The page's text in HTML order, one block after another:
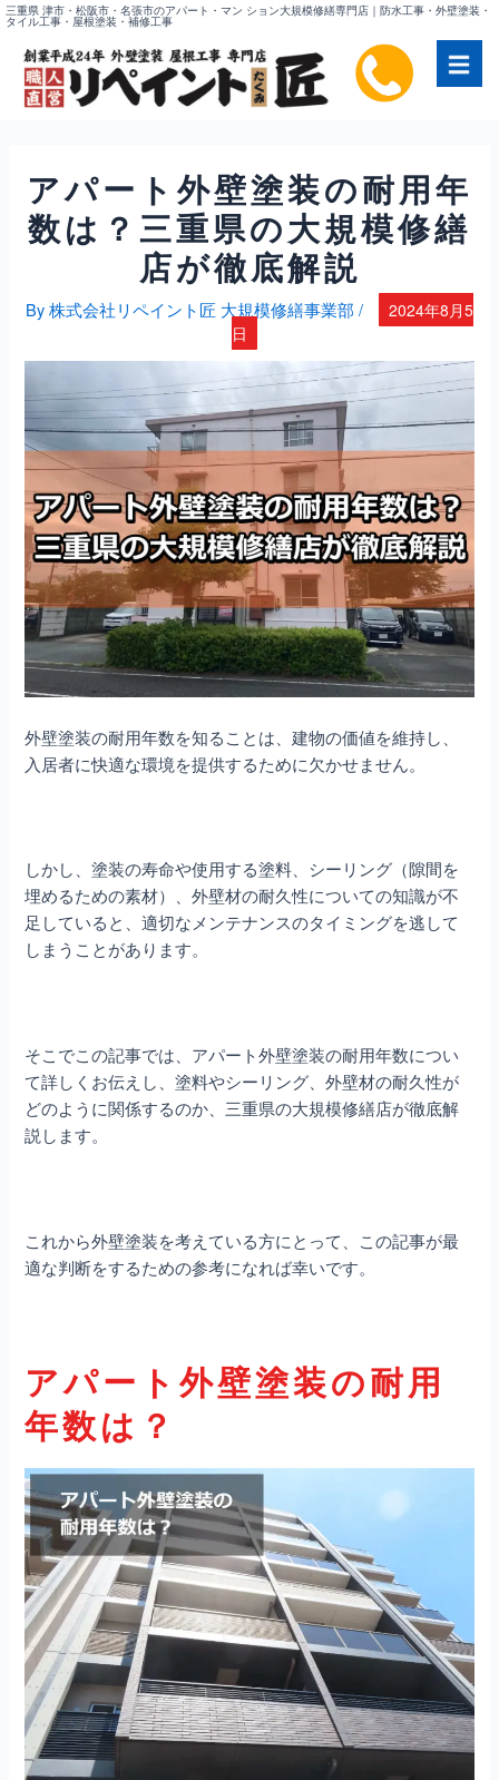
内三重県 津市・松阪市・名張市のアパート・マン ション大規模修繕専門店｜防水工事・外壁塗装・
タイル工事・屋根塗装・補修工事
アパート外壁塗装の耐用年
数は？三重県の大規模修繕
店が徹底解説
By株式会社リペイント匠 大規模修繕事業部 /
2024年8月5
日
外壁塗装の耐用年数を知ることは、建物の価値を維持し、
入居者に快適な環境を提供するために欠かせません。
しかし、塗装の寿命や使用する塗料、シーリング（隙間を
埋めるための素材）、外壁材の耐久性についての知識が不
足していると、適切なメンテナンスのタイミングを逃して
しまうことがあります。
そこでこの記事では、アパート外壁塗装の耐用年数につい
て詳しくお伝えし、塗料やシーリング、外壁材の耐久性が
どのように関係するのか、三重県の大規模修繕店が徹底解
説します。
これから外壁塗装を考えている方にとって、この記事が最
適な判断をするための参考になれば幸いです。
アパート外壁塗装の耐用
年数は？